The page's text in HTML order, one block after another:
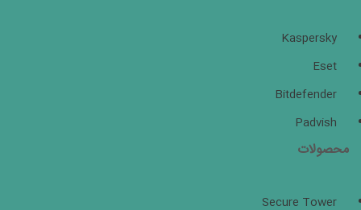
Kaspersky
Eset
Bitdefender
Padvish
محصولات
Secure Tower